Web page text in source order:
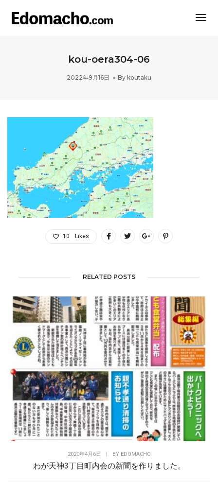
kou-oera304-06
2022年9月16日 By koutaku
10 Likes
RELATED POSTS
2020年4月6日 BY EDOMACHO
わが天神3丁目町内会の新聞を作りました。